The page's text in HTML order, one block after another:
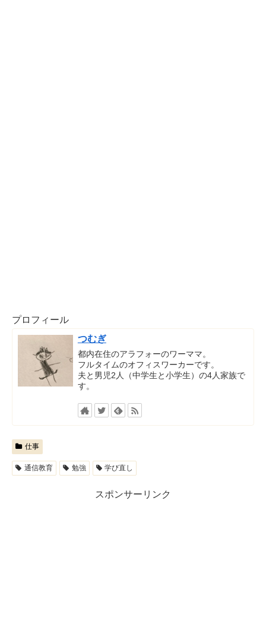
プロフィール
つむぎ
都内在住のアラフォーのワーママ。
フルタイムのオフィスワーカーです。
夫と男児2人（中学生と小学生）の4人家族で
す。
仕事
通信教育 勉強 学び直し
スポンサーリンク